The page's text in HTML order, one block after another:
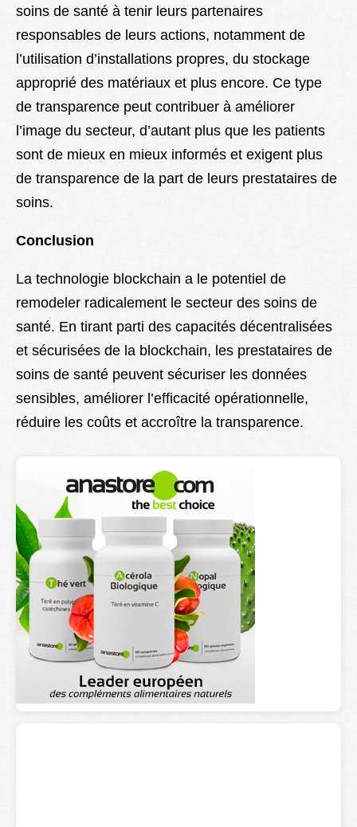
soins de santé à tenir leurs partenaires
responsables de leurs actions, notamment de
l’utilisation d’installations propres, du stockage
approprié des matériaux et plus encore. Ce type
de transparence peut contribuer à améliorer
l’image du secteur, d’autant plus que les patients
sont de mieux en mieux informés et exigent plus
de transparence de la part de leurs prestataires de
soins.
Conclusion
La technologie blockchain a le potentiel de
remodeler radicalement le secteur des soins de
santé. En tirant parti des capacités décentralisées
et sécurisées de la blockchain, les prestataires de
soins de santé peuvent sécuriser les données
sensibles, améliorer l’efficacité opérationnelle,
réduire les coûts et accroître la transparence.